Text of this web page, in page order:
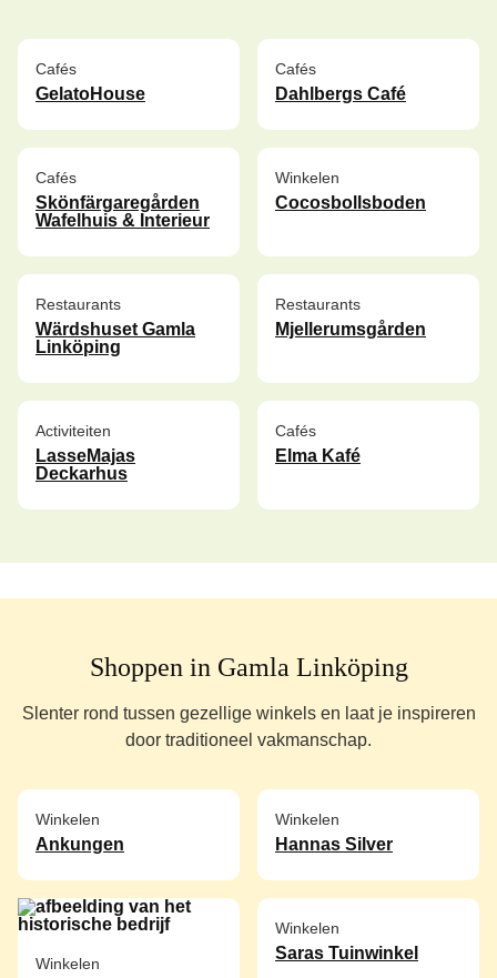
Cafés
GelatoHouse
Cafés
Dahlbergs Café
Cafés
Skönfärgaregården
Wafelhuis & Interieur
Winkelen
Cocosbollsboden
Restaurants
Wärdshuset Gamla
Linköping
Restaurants
Mjellerumsgården
Activiteiten
LasseMajas
Deckarhus
Cafés
Elma Kafé
Shoppen in Gamla Linköping
Slenter rond tussen gezellige winkels en laat je inspireren
door traditioneel vakmanschap.
Winkelen
Ankungen
Winkelen
Hannas Silver
Winkelen
Winkelen
Saras Tuinwinkel